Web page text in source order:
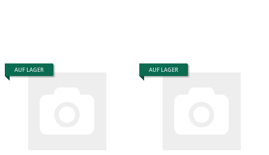
AUF LAGER AUF LAGER